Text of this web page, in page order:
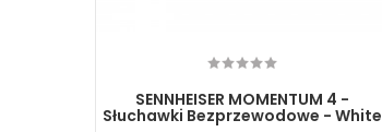
SENNHEISER MOMENTUM 4 -
Słuchawki Bezprzewodowe - White